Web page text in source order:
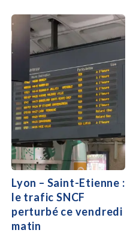
Lyon – Saint-Etienne :
le trafic SNCF
perturbé ce vendredi
matin